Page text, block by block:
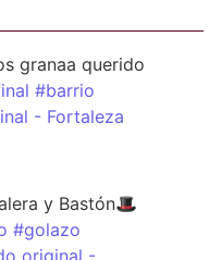
granaa querido
#barrio
- Fortaleza
y Bastón🎩
#golazo